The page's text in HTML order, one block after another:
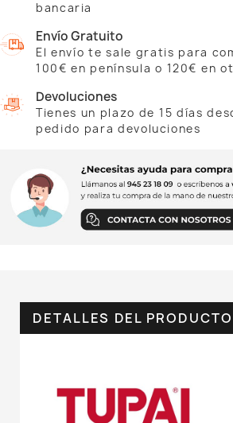
bancaria
Envío Gratuito
El envío te sale gratis para
100€ en península o 120€ en
Devoluciones
Tienes un plazo de 15 días
pedido para devoluciones
DETALLES DEL PRODUCTO